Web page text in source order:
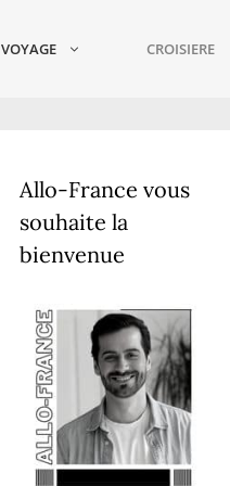
VOYAGE CROISIERE
Allo-France vous
souhaite la
bienvenue